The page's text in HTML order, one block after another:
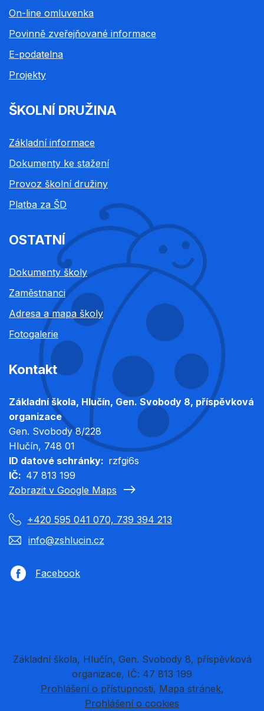
On-line omluvenka
Povinně zveřejňované informace
E-podatelna
Projekty
ŠKOLNÍ DRUŽINA
Základní informace
Dokumenty ke stažení
Provoz školní družiny
Platba za ŠD
OSTATNÍ
Dokumenty školy
Zaměstnanci
Adresa a mapa školy
Fotogalerie
Kontakt
Základní škola, Hlučín, Gen. Svobody 8, příspěvková
organizace
Gen. Svobody 8/228
Hlučín, 748 01
ID datové schránky
rzfgi6s
IČ
47 813 199
Zobrazit v Google Maps
+420 595 041 070, 739 394 213
info@zshlucin.cz
Facebook
Základní škola, Hlučín, Gen. Svobody 8, příspěvková
organizace, IČ: 47 813 199
Prohlášení o přístupnosti Mapa stránek
Prohlášení o cookies